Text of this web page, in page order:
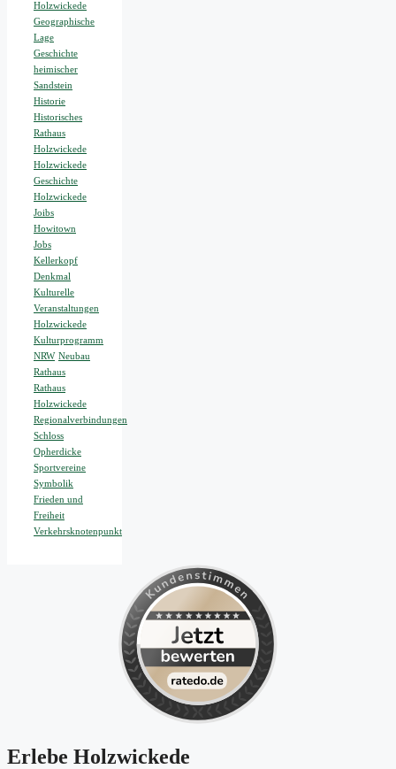
Holzwickede
Geographische
Lage
Geschichte
heimischer
Sandstein
Historie
Historisches
Rathaus
Holzwickede
Holzwickede
Geschichte
Holzwickede
Joibs
Howitown
Jobs
Kellerkopf
Denkmal
Kulturelle
Veranstaltungen
Holzwickede
Kulturprogramm
NRW Neubau
Rathaus
Rathaus
Holzwickede
Regionalverbindungen
Schloss
Opherdicke
Sportvereine
Symbolik
Frieden und
Freiheit
Verkehrsknotenpunkt
Erlebe Holzwickede